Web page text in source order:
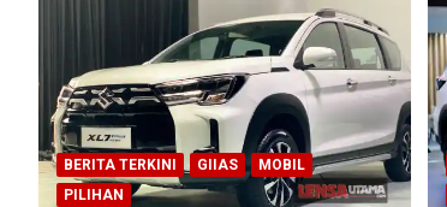
BERITA TERKINI GIIAS
MOBIL
PILIHAN